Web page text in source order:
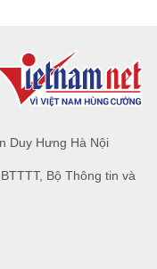
Duy Hưng Hà Nội
Bộ Thông tin và